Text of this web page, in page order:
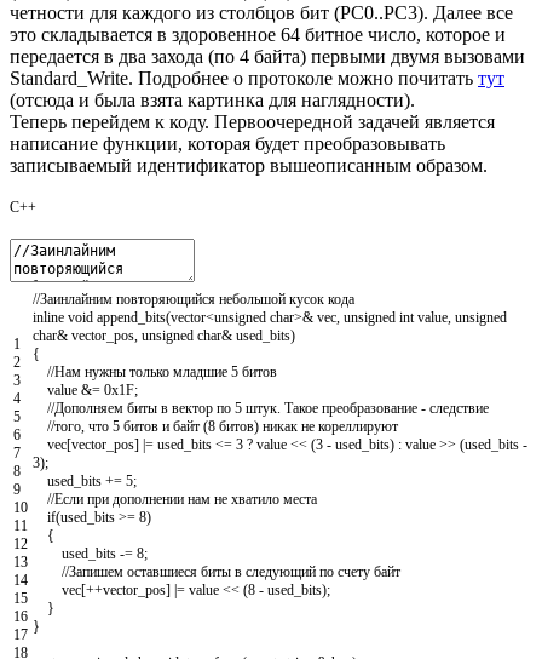
четности для каждого из столбцов бит (PC0..PC3). Далее все
это складывается в здоровенное 64 битное число, которое и
передается в два захода (по 4 байта) первыми двумя вызовами
Standard_Write. Подробнее о протоколе можно почитать тут
(отсюда и была взята картинка для наглядности).
Теперь перейдем к коду. Первоочередной задачей является
написание функции, которая будет преобразовывать
записываемый идентификатор вышеописанным образом.
C++
1
2
3
4
5
6
7
8
9
10
11
12
13
14
15
16
17
18
//Заинлайним повторяющийся небольшой кусок кода
inline void append_bits(vector<unsigned char>& vec, unsigned int value, unsigned
char& vector_pos, unsigned char& used_bits)
{
//Нам нужны только младшие 5 битов
value &= 0x1F;
//Дополняем биты в вектор по 5 штук. Такое преобразование - следствие
//того, что 5 битов и байт (8 битов) никак не кореллируют
vec[vector_pos] |= used_bits <= 3 ? value << (3 - used_bits) : value >> (used_bits -
3);
used_bits += 5;
//Если при дополнении нам не хватило места
if(used_bits >= 8)
{
used_bits -= 8;
//Запишем оставшиеся биты в следующий по счету байт
vec[++vector_pos] |= value << (8 - used_bits);
}
}